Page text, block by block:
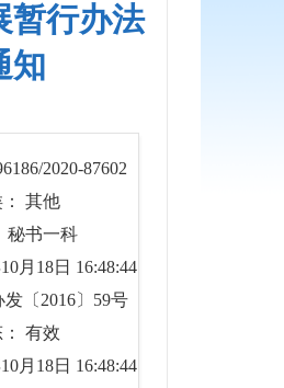
暂行办法
知
2020-87602
其他
秘书一科
月18日 16:48:44
〔2016〕59号
有效
月18日 16:48:44